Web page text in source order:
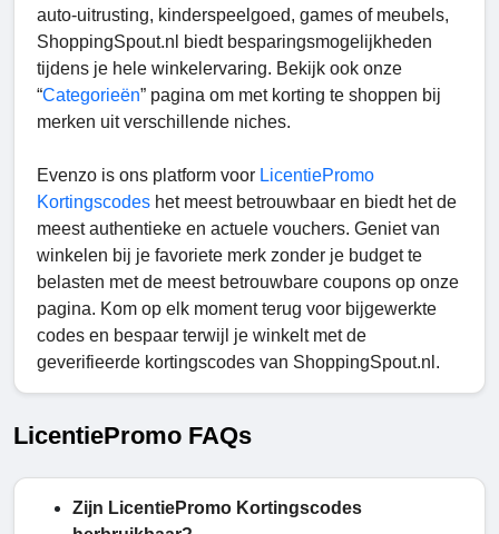
auto-uitrusting, kinderspeelgoed, games of meubels,
ShoppingSpout.nl biedt besparingsmogelijkheden
tijdens je hele winkelervaring. Bekijk ook onze
“Categorieën” pagina om met korting te shoppen bij
merken uit verschillende niches.
Evenzo is ons platform voor LicentiePromo
Kortingscodes het meest betrouwbaar en biedt het de
meest authentieke en actuele vouchers. Geniet van
winkelen bij je favoriete merk zonder je budget te
belasten met de meest betrouwbare coupons op onze
pagina. Kom op elk moment terug voor bijgewerkte
codes en bespaar terwijl je winkelt met de
geverifieerde kortingscodes van ShoppingSpout.nl.
LicentiePromo FAQs
Zijn LicentiePromo Kortingscodes